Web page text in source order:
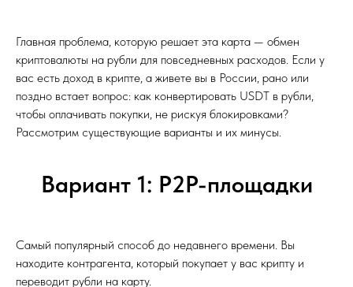
Главная проблема, которую решает эта карта — обмен
криптовалюты на рубли для повседневных расходов. Если у
вас есть доход в крипте, а живете вы в России, рано или
поздно встает вопрос: как конвертировать USDT в рубли,
чтобы оплачивать покупки, не рискуя блокировками?
Рассмотрим существующие варианты и их минусы.
Вариант 1: P2P-площадки
Самый популярный способ до недавнего времени. Вы
находите контрагента, который покупает у вас крипту и
переводит рубли на карту.